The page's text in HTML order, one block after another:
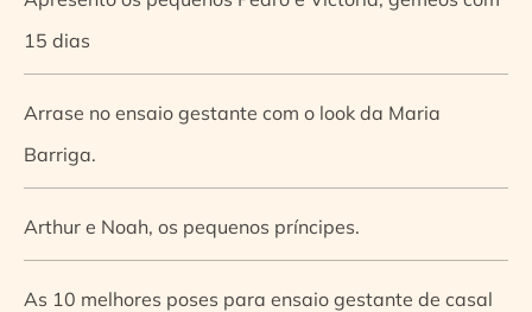
15 dias
Arrase no ensaio gestante com o look da Maria
Barriga.
Arthur e Noah, os pequenos príncipes.
As 10 melhores poses para ensaio gestante de casal